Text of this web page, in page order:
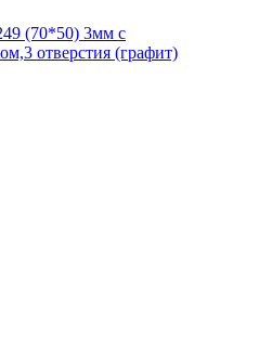
(70*50) 3мм с
отверстия (графит)